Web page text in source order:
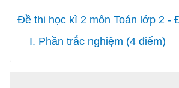
Đề thi học kì 2 môn Toán lớp 2 -
I. Phần trắc nghiệm (4 điểm)